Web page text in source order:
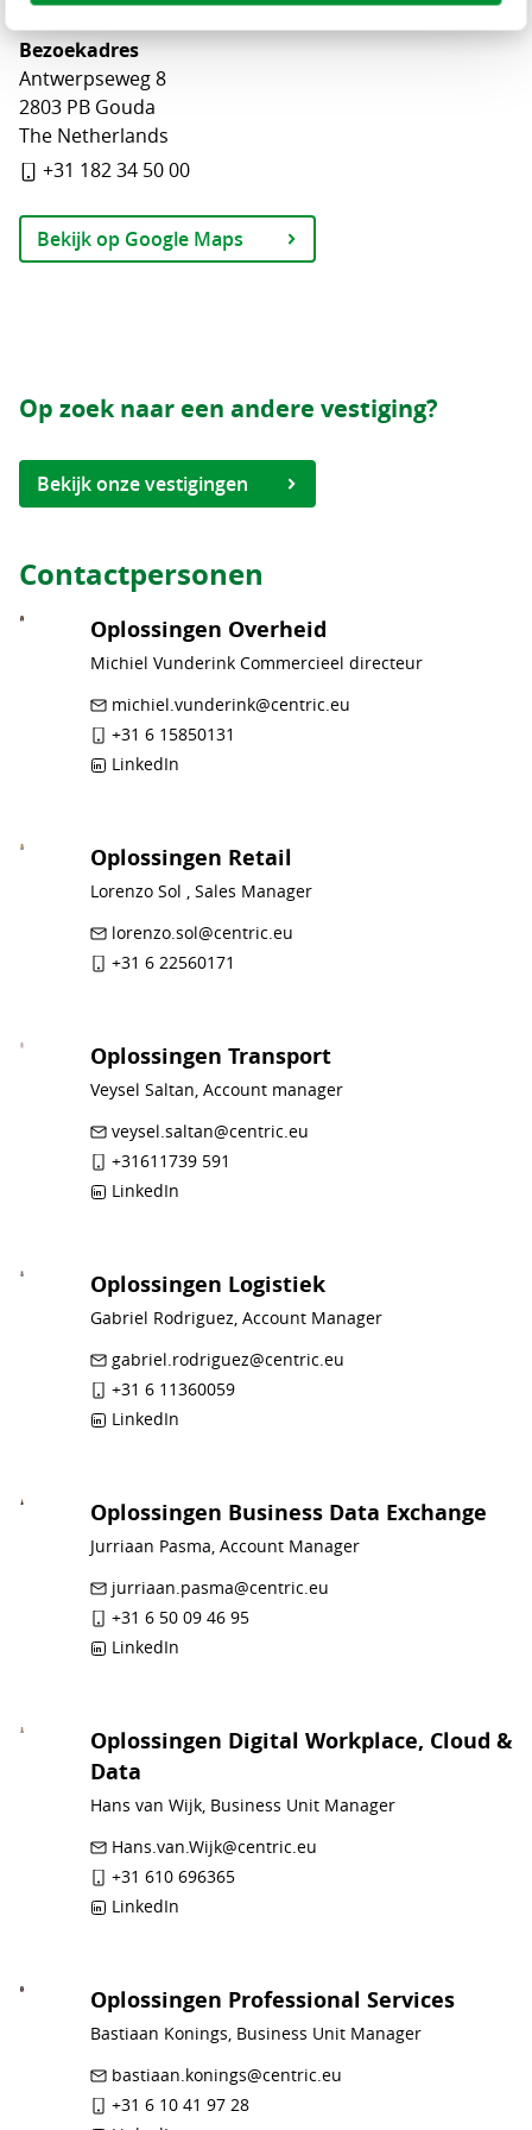
Bezoekadres
Antwerpseweg 8
2803 PB Gouda
The Netherlands
+31 182 34 50 00
Bekijk op Google Maps
Op zoek naar een andere vestiging?
Bekijk onze vestigingen
Contactpersonen
Oplossingen Overheid
Michiel Vunderink Commercieel directeur
michiel.vunderink@centric.eu
+31 6 15850131
LinkedIn
Oplossingen Retail
Lorenzo Sol , Sales Manager
lorenzo.sol@centric.eu
+31 6 22560171
Oplossingen Transport
Veysel Saltan, Account manager
veysel.saltan@centric.eu
+31611739 591
LinkedIn
Oplossingen Logistiek
Gabriel Rodriguez, Account Manager
gabriel.rodriguez@centric.eu
+31 6 11360059
LinkedIn
Oplossingen Business Data Exchange
Jurriaan Pasma, Account Manager
jurriaan.pasma@centric.eu
+31 6 50 09 46 95
LinkedIn
Oplossingen Digital Workplace, Cloud &
Data
Hans van Wijk, Business Unit Manager
Hans.van.Wijk@centric.eu
+31 610 696365
LinkedIn
Oplossingen Professional Services
Bastiaan Konings, Business Unit Manager
bastiaan.konings@centric.eu
+31 6 10 41 97 28